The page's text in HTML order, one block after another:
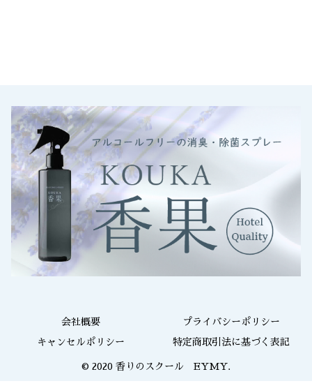
会社概要 プライバシーポリシー
キャンセルポリシー 特定商取引法に基づく表記
© 2020 香りのスクール EYMY.